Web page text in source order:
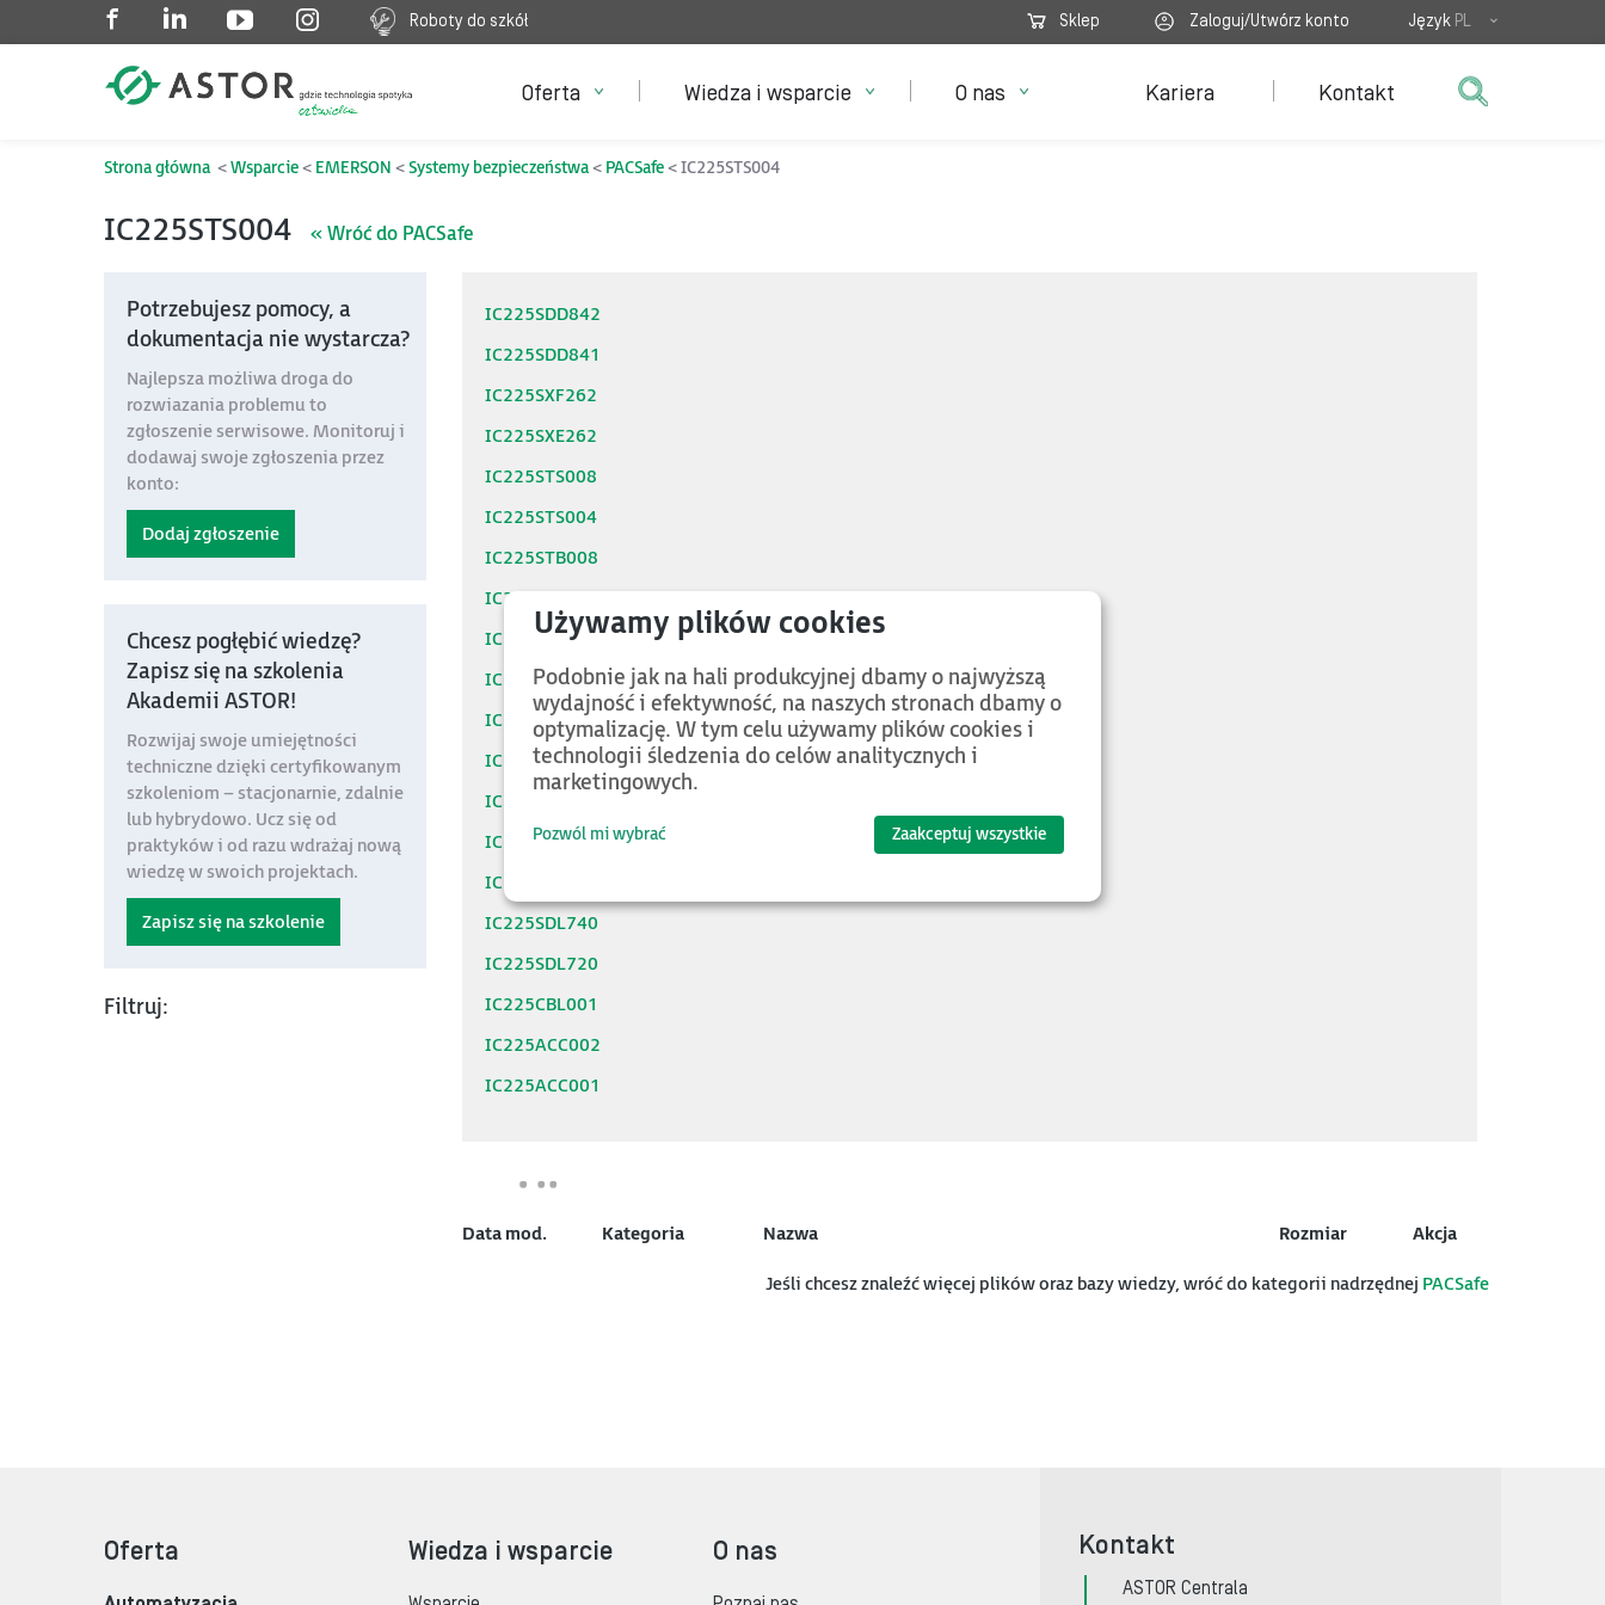
Roboty do szkół Sklep Zaloguj/Utwórz konto Język PL
Oferta Wiedza i wsparcie O nas Kariera Kontakt
Strona główna Wsparcie EMERSON Systemy bezpieczeństwa PACSafe IC225STS004
IC225STS004 « Wróć do PACSafe
Potrzebujesz pomocy, a
dokumentacja nie wystarcza?
Najlepsza możliwa droga do
rozwiazania problemu to
zgłoszenie serwisowe. Monitoruj i
dodawaj swoje zgłoszenia przez
konto:
Dodaj zgłoszenie
Chcesz pogłębić wiedzę?
Zapisz się na szkolenia
Akademii ASTOR!
Rozwijaj swoje umiejętności
techniczne dzięki certyfikowanym
szkoleniom – stacjonarnie, zdalnie
lub hybrydowo. Ucz się od
praktyków i od razu wdrażaj nową
wiedzę w swoich projektach.
Zapisz się na szkolenie
Filtruj:
IC225SDD842
IC225SDD841
IC225SXF262
IC225SXE262
IC225STS008
IC225STS004
IC225STB008
IC225STB004
IC225SSF262
IC225SSE262
IC225SSE102
IC225SRD130
IC225SRD121
IC225SDL920
IC225SDL910
IC225SDL740
IC225SDL720
IC225CBL001
IC225ACC002
IC225ACC001
Data mod. Kategoria Nazwa Rozmiar Akcja
Jeśli chcesz znaleźć więcej plików oraz bazy wiedzy, wróć do kategorii nadrzędnej PACSafe
Oferta Wiedza i wsparcie O nas Kontakt
ASTOR Centrala
Podobnie jak na hali produkcyjnej dbamy o najwyższą
wydajność i efektywność, na naszych stronach dbamy o
optymalizację. W tym celu używamy plików cookies i
technologii śledzenia do celów analitycznych i
marketingowych.
Pozwól mi wybrać Zaakceptuj wszystkie